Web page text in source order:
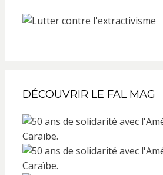
DÉCOUVRIR LE FAL MAG